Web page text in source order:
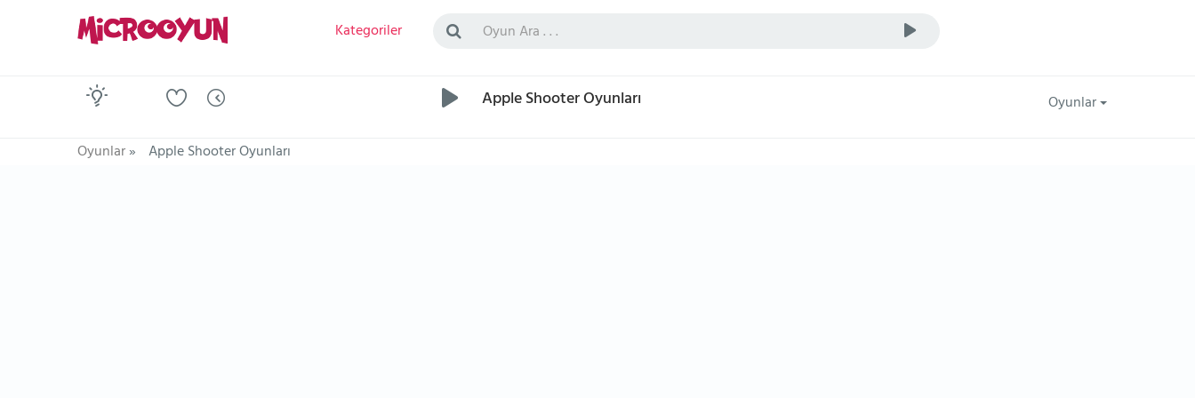
Kategoriler
Apple Shooter Oyunları
Oyunlar
Oyunlar» Apple Shooter Oyunları